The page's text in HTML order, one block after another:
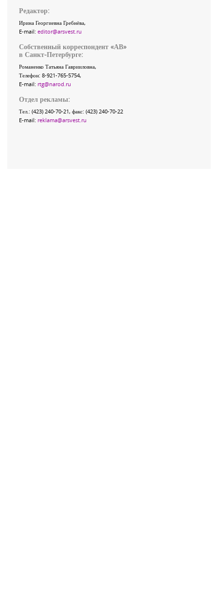
Редактор:
Ирина Георгиевна Гребнёва,
E-mail: editor@arsvest.ru
Собственный корреспондент «АВ»
в Санкт-Петербурге:
Романенко Татьяна Гаврииловна,
Телефон: 8-921-765-5754,
E-mail: rtg@narod.ru
Отдел рекламы:
Тел.: (423) 240-70-21, факс: (423) 240-70-22
E-mail: reklama@arsvest.ru